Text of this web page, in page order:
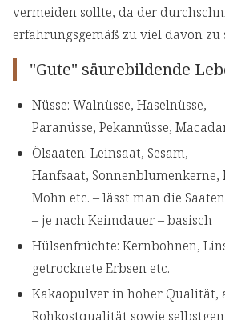
vermeiden sollte, da der
erfahrungsgemäß zu viel davon
"Gute" säurebildende
Nüsse: Walnüsse, Haselnüsse,
Paranüsse, Pekannüsse,
Ölsaaten: Leinsaat, Sesam,
Hanfsaat, Sonnenblumenkerne,
Mohn etc. – lässt man die
– je nach Keimdauer – basisch
Hülsenfrüchte: Kernbohnen,
getrocknete Erbsen etc.
Kakaopulver in hoher Qualität,
Rohkostqualität sowie